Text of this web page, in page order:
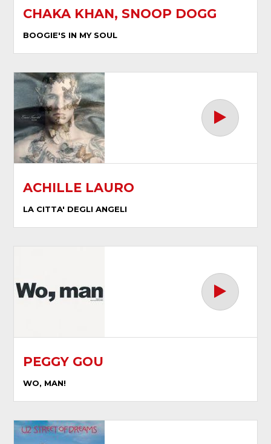
CHAKA KHAN, SNOOP DOGG
BOOGIE'S IN MY SOUL
ACHILLE LAURO
LA CITTA' DEGLI ANGELI
PEGGY GOU
WO, MAN!